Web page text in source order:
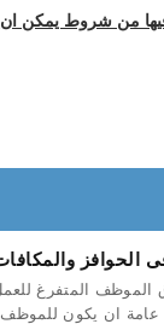
من شروط يمكن ان
الحوافز
الموظف المتفرغ
عامة ان يكون